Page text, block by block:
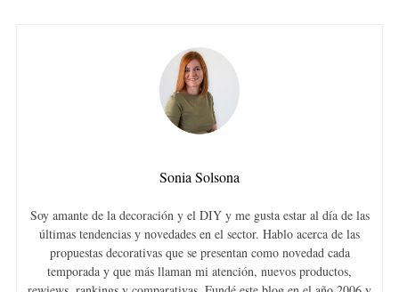
Sonia Solsona
Soy amante de la decoración y el DIY y me gusta estar al día de las
últimas tendencias y novedades en el sector. Hablo acerca de las
propuestas decorativas que se presentan como novedad cada
temporada y que más llaman mi atención, nuevos productos,